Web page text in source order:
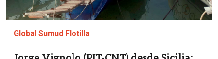
Global Sumud Flotilla